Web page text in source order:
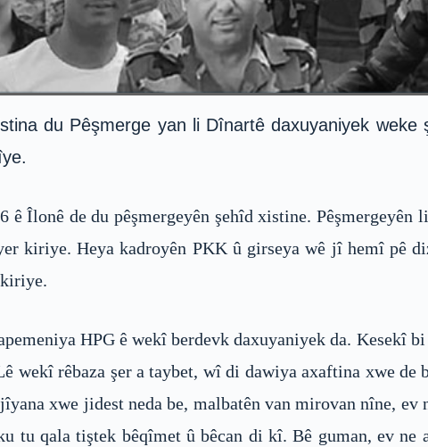
du Pêşmerge yan li Dînartê daxuyaniyek
Îlonê de du pêşmergeyên şehîd xistine. Pêşmergeyên
kiriye. Heya kadroyên PKK û girseya wê jî hemî pê
HPG ê wekî berdevk daxuyaniyek da. Kesekî
wekî rêbaza şer a taybet, wî di dawiya axaftina xwe
xwe jidest neda be, malbatên van mirovan nîne, ev
tu qala tiştek bêqîmet û bêcan di kî. Bê guman, ev ne